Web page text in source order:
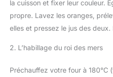
la cuisson et fixer leur couleur.
propre. Lavez les oranges,
elles et pressez le jus des deux.
2. L’habillage du roi des mers
Préchauffez votre four à 180°C